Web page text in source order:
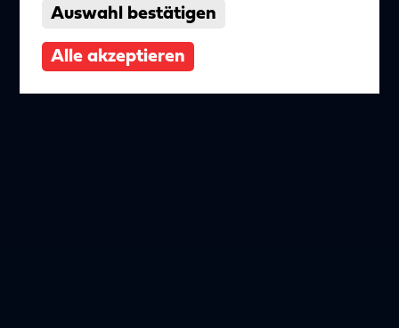
Auswahl bestätigen
Alle akzeptieren